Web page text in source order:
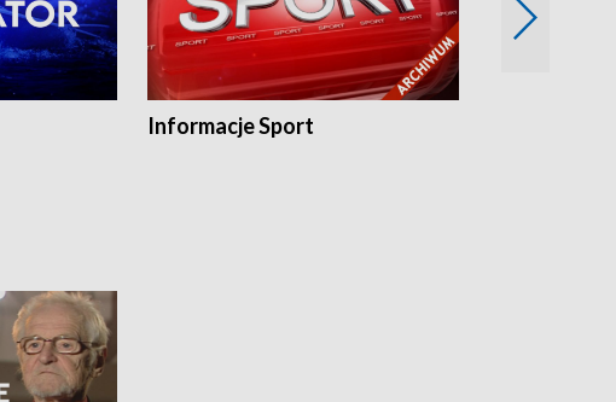
Informacje Sport